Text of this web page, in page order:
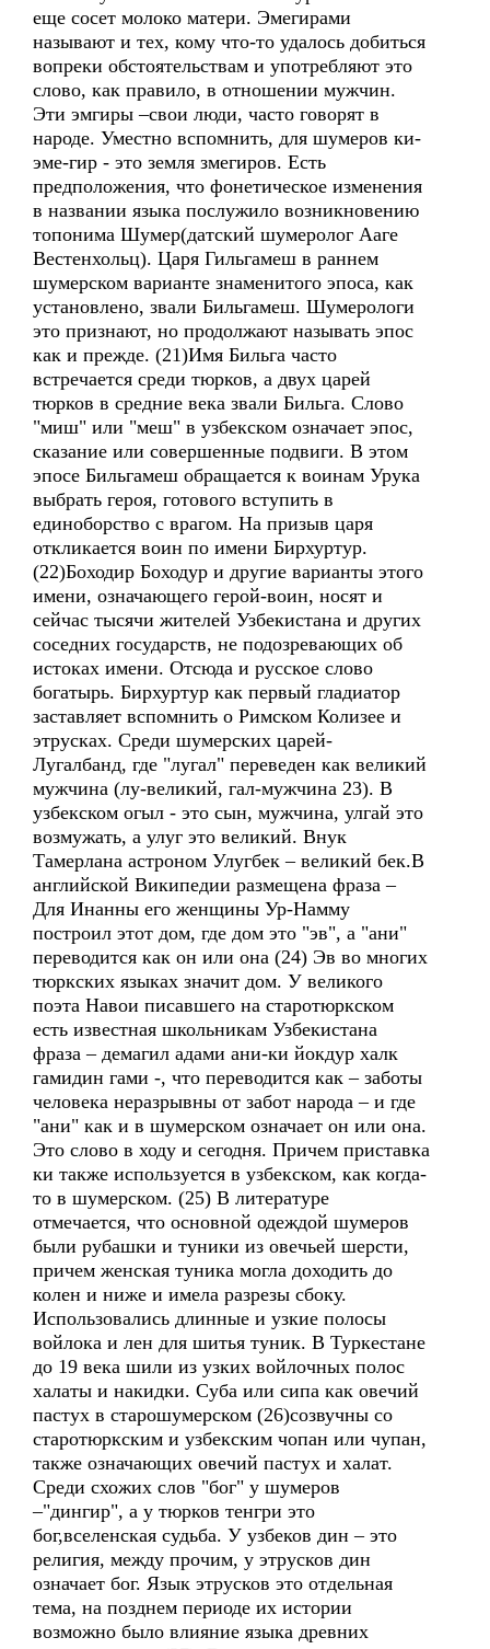
еще сосет молоко матери. Эмегирами
называют и тех, кому что-то удалось добиться
вопреки обстоятельствам и употребляют это
слово, как правило, в отношении мужчин.
Эти эмгиры –свои люди, часто говорят в
народе. Уместно вспомнить, для шумеров ки-
эме-гир - это земля змегиров. Есть
предположения, что фонетическое изменения
в названии языка послужило возникновению
топонима Шумер(датский шумеролог Ааге
Вестенхольц). Царя Гильгамеш в раннем
шумерском варианте знаменитого эпоса, как
установлено, звали Бильгамеш. Шумерологи
это признают, но продолжают называть эпос
как и прежде. (21)Имя Бильга часто
встречается среди тюрков, а двух царей
тюрков в средние века звали Бильга. Слово
"миш" или "меш" в узбекском означает эпос,
сказание или совершенные подвиги. В этом
эпосе Бильгамеш обращается к воинам Урука
выбрать героя, готового вступить в
единоборство с врагом. На призыв царя
откликается воин по имени Бирхуртур.
(22)Боходир Боходур и другие варианты этого
имени, означающего герой-воин, носят и
сейчас тысячи жителей Узбекистана и других
соседних государств, не подозревающих об
истоках имени. Отсюда и русское слово
богатырь. Бирхуртур как первый гладиатор
заставляет вспомнить о Римском Колизее и
этрусках. Среди шумерских царей-
Лугалбанд, где "лугал" переведен как великий
мужчина (лу-великий, гал-мужчина 23). В
узбекском огыл - это сын, мужчина, улгай это
возмужать, а улуг это великий. Внук
Тамерлана астроном Улугбек – великий бек.В
английской Википедии размещена фраза –
Для Инанны его женщины Ур-Намму
построил этот дом, где дом это "эв", а "ани"
переводится как он или она (24) Эв во многих
тюркских языках значит дом. У великого
поэта Навои писавшего на старотюркском
есть известная школьникам Узбекистана
фраза – демагил адами ани-ки йокдур халк
гамидин гами -, что переводится как – заботы
человека неразрывны от забот народа – и где
"ани" как и в шумерском означает он или она.
Это слово в ходу и сегодня. Причем приставка
ки также используется в узбекском, как когда-
то в шумерском. (25) В литературе
отмечается, что основной одеждой шумеров
были рубашки и туники из овечьей шерсти,
причем женская туника могла доходить до
колен и ниже и имела разрезы сбоку.
Использовались длинные и узкие полосы
войлока и лен для шитья туник. В Туркестане
до 19 века шили из узких войлочных полос
халаты и накидки. Суба или сипа как овечий
пастух в старошумерском (26)созвучны со
старотюркским и узбекским чопан или чупан,
также означающих овечий пастух и халат.
Среди схожих слов "бог" у шумеров
–"дингир", а у тюрков тенгри это
бог,вселенская судьба. У узбеков дин – это
религия, между прочим, у этрусков дин
означает бог. Язык этрусков это отдельная
тема, на позднем периоде их истории
возможно было влияние языка древних